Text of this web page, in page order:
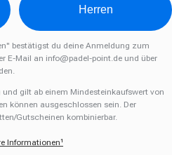
Herren
bestätigst du deine Anmeldung zum
E-Mail an info@padel-point.de und über
gilt ab einem Mindesteinkaufswert von
können ausgeschlossen sein. Der
Gutscheinen kombinierbar.
Informationen¹